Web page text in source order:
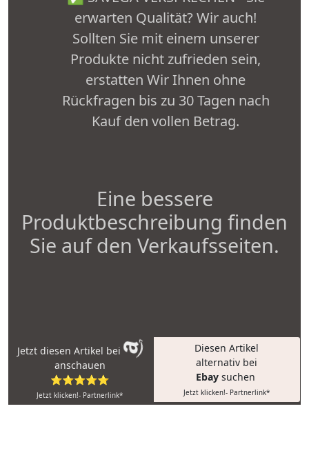
erwarten Qualität? Wir auch!
Sollten Sie mit einem unserer
Produkte nicht zufrieden sein,
erstatten Wir Ihnen ohne
Rückfragen bis zu 30 Tagen nach
Kauf den vollen Betrag.
Eine bessere
Produktbeschreibung finden
Sie auf den Verkaufsseiten.
Jetzt diesen Artikel bei
anschauen
⭐⭐⭐⭐⭐
Jetzt klicken!- Partnerlink*
Diesen Artikel
alternativ bei
Ebay suchen
Jetzt klicken!- Partnerlink*